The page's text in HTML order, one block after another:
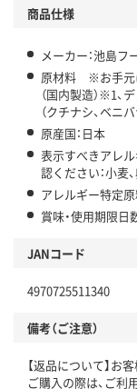
商品仕様
メーカー：池島フ
原材料 ※お手元
（国内製造）※1、
（クチナシ、ベニバ
原産国：日本
表示すべきアレ
認ください：小麦
アレルギー特定原
賞味・使用期限日
JANコード
4970725511340
備考（ご注意）
【返品について】お
ご購入の際は、ご利